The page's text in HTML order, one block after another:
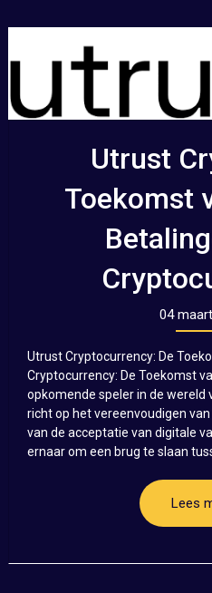
Utrust
Toekomst
04
Utrust Cryptocurrency: De
Cryptocurrency: De Toekomst
opkomende speler in de wereld
richt op het vereenvoudigen
van de acceptatie van digitale
ernaar om een brug te slaan
Lees